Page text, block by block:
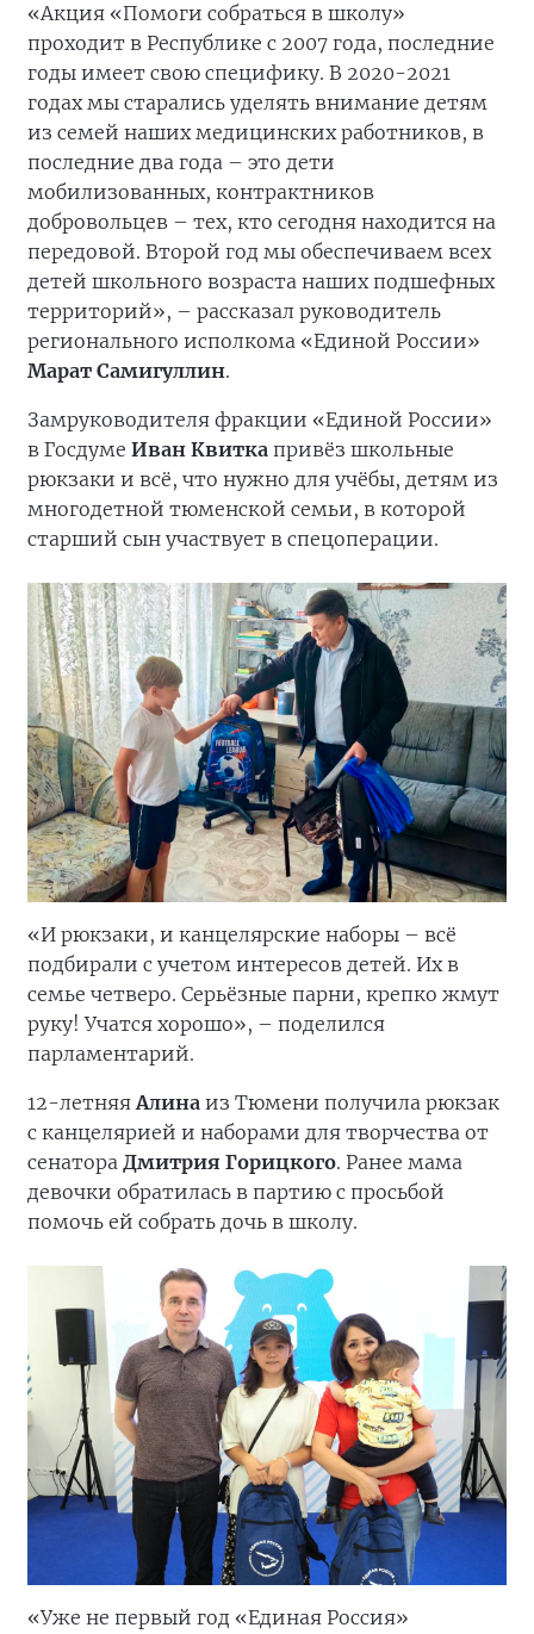
«Акция «Помоги собраться в школу»
проходит в Республике с 2007 года, последние
годы имеет свою специфику. В 2020-2021
годах мы старались уделять внимание детям
из семей наших медицинских работников, в
последние два года – это дети
мобилизованных, контрактников
добровольцев – тех, кто сегодня находится на
передовой. Второй год мы обеспечиваем всех
детей школьного возраста наших подшефных
территорий», – рассказал руководитель
регионального исполкома «Единой России»
Марат Самигуллин.
Замруководителя фракции «Единой России»
в Госдуме Иван Квитка привёз школьные
рюкзаки и всё, что нужно для учёбы, детям из
многодетной тюменской семьи, в которой
старший сын участвует в спецоперации.
«И рюкзаки, и канцелярские наборы – всё
подбирали с учетом интересов детей. Их в
семье четверо. Серьёзные парни, крепко жмут
руку! Учатся хорошо», – поделился
парламентарий.
12-летняяАлина из Тюмени получила рюкзак
с канцелярией и наборами для творчества от
сенатора Дмитрия Горицкого. Ранее мама
девочки обратилась в партию с просьбой
помочь ей собрать дочь в школу.
«Уже не первый год «Единая Россия»